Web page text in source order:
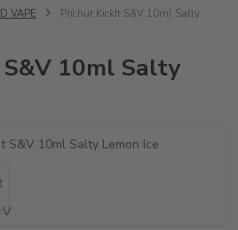
VAPE
Příchuť KickIt S&V 10ml Salty
10ml Salty